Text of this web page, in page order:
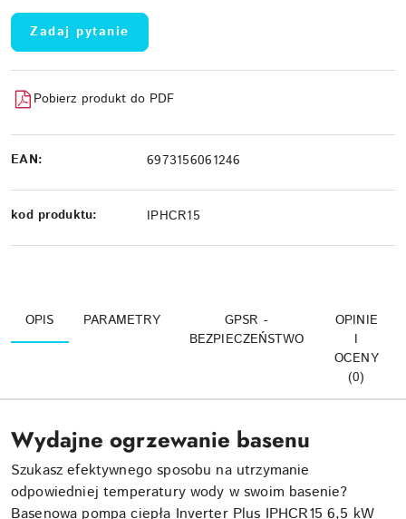
Zadaj pytanie
Pobierz produkt do PDF
EAN: 6973156061246
kod produktu: IPHCR15
OPIS PARAMETRY
GPSR -
BEZPIECZEŃSTWO
OPINIE
I
OCENY
(0)
Wydajne ogrzewanie basenu
Szukasz efektywnego sposobu na utrzymanie
odpowiedniej temperatury wody w swoim basenie?
Basenowa pompa ciepła Inverter Plus IPHCR15 6,5 kW